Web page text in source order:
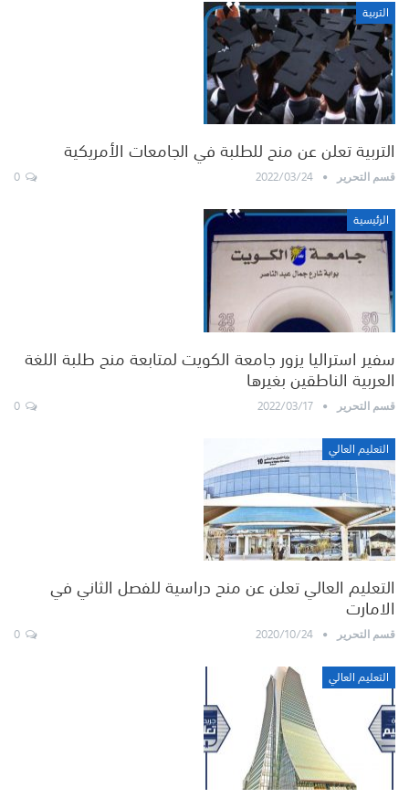
التربية
التربية تعلن عن منح للطلبة في الجامعات الأمريكية
قسم التحرير 2022/03/24
الرئيسية
سفير استراليا يزور جامعة الكويت لمتابعة منح طلبة اللغة
العربية الناطقين بغيرها
قسم التحرير 2022/03/17
التعليم العالي
التعليم العالي تعلن عن منح دراسية للفصل الثاني في
الامارت
قسم التحرير 2020/10/24
التعليم العالي